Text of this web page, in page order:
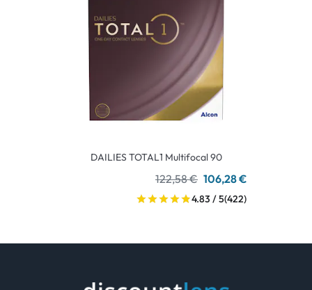
DAILIES TOTAL1 Multifocal 90
122,58 € 106,28 €
4.83 / 5(422)